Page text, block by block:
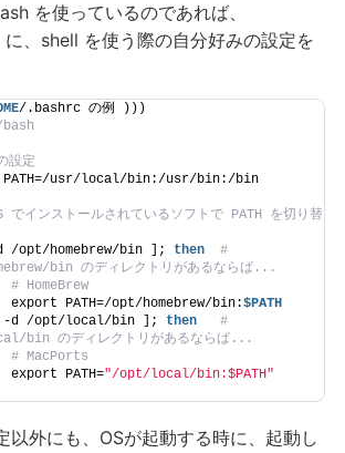
を使っているのであれば、
、shell を使う際の自分好みの設定を
/.bashrc の例 )))
設定
PATH=/usr/local/bin:/usr/bin:/bin
でインストールされているソフトで PATH を切り替
homebrew/bin ]; then
#
bin のディレクトリがあるならば...
# HomeBrew
export PATH=/opt/homebrew/bin:
$PATH
/opt/local/bin ]; then
#
bin のディレクトリがあるならば...
# MacPorts
export PATH=
"/opt/local/bin:$PATH"
以外にも、OSが起動する時に、起動し